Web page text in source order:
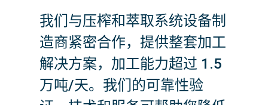
我们与压榨和萃取系统设备制
造商紧密合作，提供整套加工
解决方案，加工能力超过 1.5
万吨/天。我们的可靠性验